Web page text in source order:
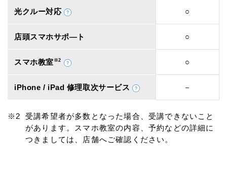
光クルー対応 ○
店頭スマホサポ―ト ○
スマホ教室 ※2 ○
iPhone / iPad 修理取次サービス －
受講希望者が多数となった場合、受講できないこと
があります。スマホ教室の内容、予約などの詳細に
つきましては、店舗へご確認ください。